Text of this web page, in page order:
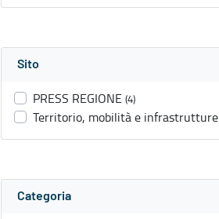
Sito
PRESS REGIONE (4)
Territorio, mobilità e infrastrutture
Categoria